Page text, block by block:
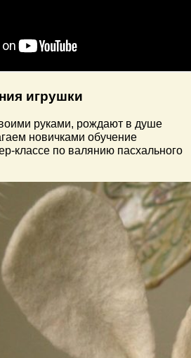
игрушки
руками, рождают в душе
новичками обучение
классе по валянию пасхального